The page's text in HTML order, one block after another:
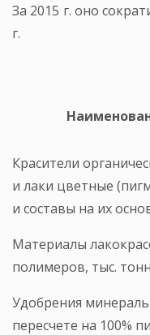
За 2015 г. оно
г.
Красители
и лаки цветные
и составы на их
Материалы
полимеров, тыс. тонн
Удобрения
пересчете на 100%